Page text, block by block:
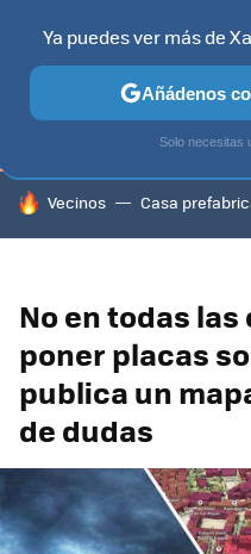
TELEVISORES
HOY SE HABLA DE
Vecinos Casa
No en todas
poner placas
publica un
de dudas
Ya puedes ver más de
Añádenos
Solo necesitas